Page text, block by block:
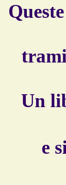
Un
e